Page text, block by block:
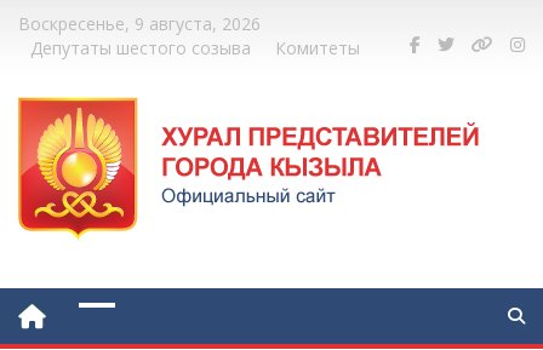
Воскресенье, 9 августа, 2026
Депутаты шестого созыва
Комитеты